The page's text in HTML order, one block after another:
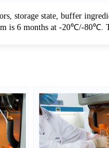
storage state, buffer
is 6 months at -20℃/-